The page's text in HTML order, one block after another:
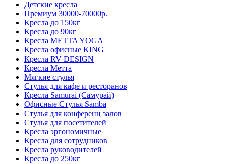
Детские кресла
Премиум 30000-70000р.
Кресла до 150кг
Кресла до 90кг
Кресла METTA YOGA
Кресла офисные KING
Кресла RV DESIGN
Кресла Метта
Мягкие стулья
Стулья для кафе и ресторанов
Кресла Samurai (Самурай)
Офисные Стулья Samba
Стулья для конференц залов
Стулья для посетителей
Кресла эргономичные
Кресла для сотрудников
Кресла руководителей
Кресла до 250кг